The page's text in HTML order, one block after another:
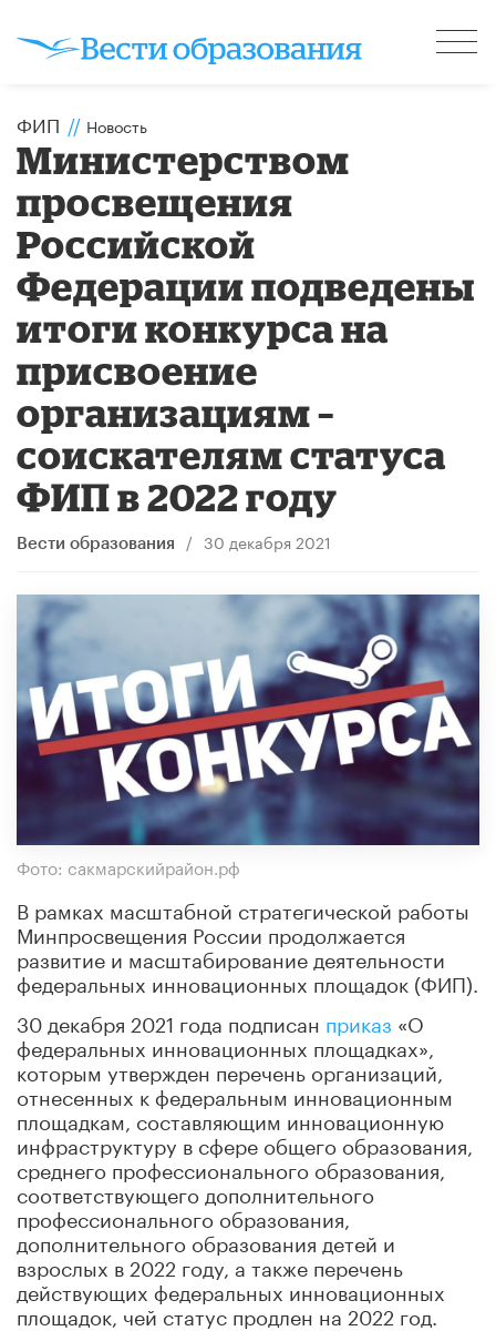
ФИП // Новость
Министерством
просвещения
Российской
Федерации подведены
итоги конкурса на
присвоение
организациям –
соискателям статуса
ФИП в 2022 году
Вести образования / 30 декабря 2021
Фото: сакмарскийрайон.рф
В рамках масштабной стратегической работы
Минпросвещения России продолжается
развитие и масштабирование деятельности
федеральных инновационных площадок (ФИП).
30 декабря 2021 года подписан приказ «О
федеральных инновационных площадках»,
которым утвержден перечень организаций,
отнесенных к федеральным инновационным
площадкам, составляющим инновационную
инфраструктуру в сфере общего образования,
среднего профессионального образования,
соответствующего дополнительного
профессионального образования,
дополнительного образования детей и
взрослых в 2022 году, а также перечень
действующих федеральных инновационных
площадок, чей статус продлен на 2022 год.